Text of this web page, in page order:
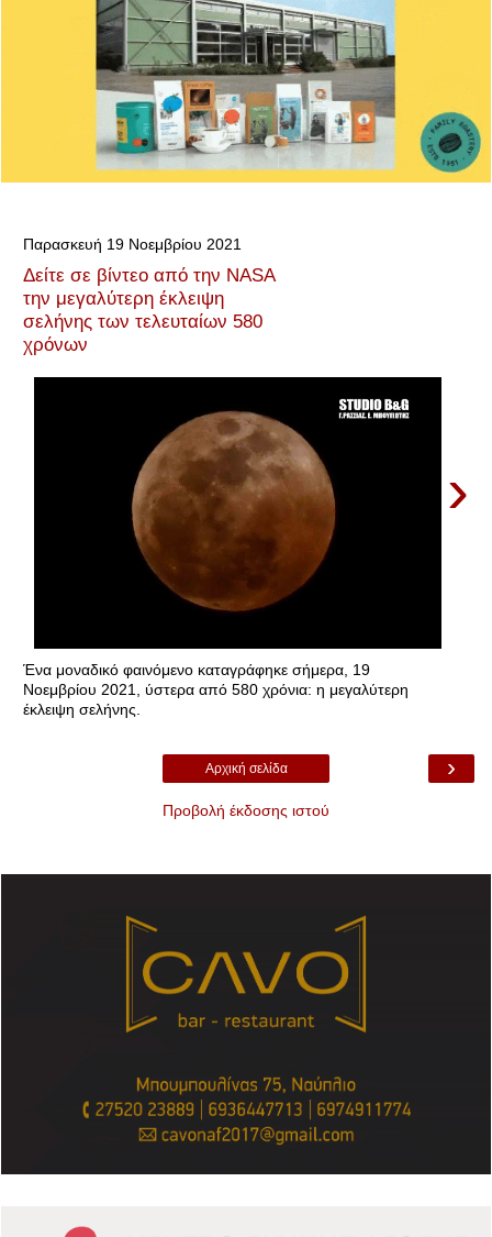
Παρασκευή 19 Νοεμβρίου 2021
Δείτε σε βίντεο από την NASA
την μεγαλύτερη έκλειψη
σελήνης των τελευταίων 580
χρόνων
›
Ένα μοναδικό φαινόμενο καταγράφηκε σήμερα, 19
Νοεμβρίου 2021, ύστερα από 580 χρόνια: η μεγαλύτερη
έκλειψη σελήνης.
›
Αρχική σελίδα
Προβολή έκδοσης ιστού